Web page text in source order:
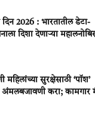
दिन 2026 : भारतातील डेटा-
दिशा देणाऱ्या
महिलांच्या सुरक्षेसाठी ‘पॉश’
अंमलबजावणी करा; कामगार